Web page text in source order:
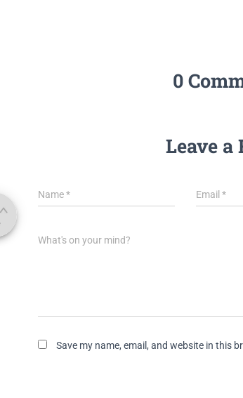
0
Leave a
Name* Email*
What's on your mind?
Save my name, email, and website in this